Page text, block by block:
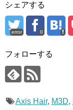
シェアする
error 0
フォローする
Axis Hair, M3D,